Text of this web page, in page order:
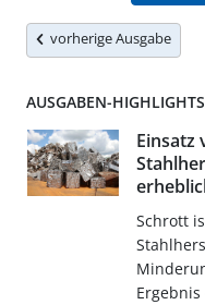
vorherige Ausgabe
AUSGABEN-
Einsatz
Schrott